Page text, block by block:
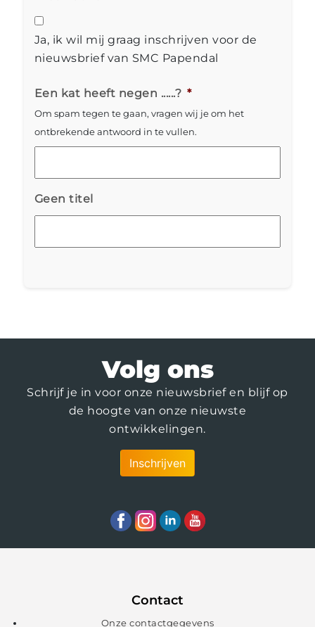
Ja, ik wil mij graag inschrijven voor de
nieuwsbrief van SMC Papendal
Een kat heeft negen ......? *
Om spam tegen te gaan, vragen wij je om het
ontbrekende antwoord in te vullen.
Geen titel
Volg ons
Schrijf je in voor onze nieuwsbrief en blijf op
de hoogte van onze nieuwste
ontwikkelingen.
Inschrijven
Contact
Onze contactgegevens